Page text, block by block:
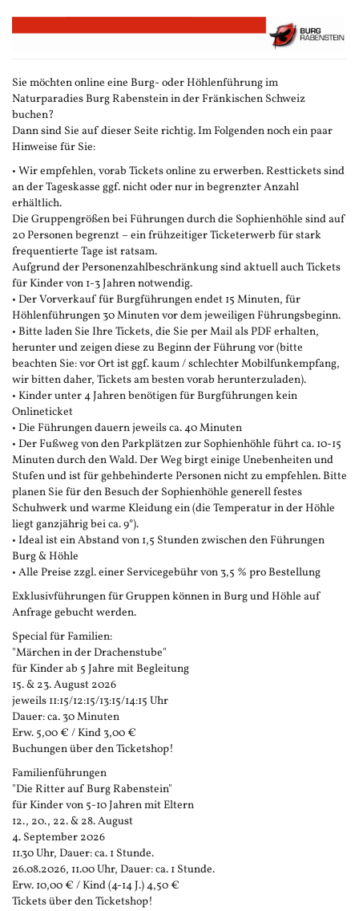
Zum
Haupt-
Sie möchten online eine Burg- oder Höhlenführung im
Naturparadies Burg Rabenstein in der Fränkischen Schweiz
buchen?
Dann sind Sie auf dieser Seite richtig. Im Folgenden noch ein paar
Hinweise für Sie:
• Wir empfehlen, vorab Tickets online zu erwerben. Resttickets sind
an der Tageskasse ggf. nicht oder nur in begrenzter Anzahl
erhältlich.
Die Gruppengrößen bei Führungen durch die Sophienhöhle sind auf
20 Personen begrenzt – ein frühzeitiger Ticketerwerb für stark
frequentierte Tage ist ratsam.
Aufgrund der Personenzahlbeschränkung sind aktuell auch Tickets
für Kinder von 1-3 Jahren notwendig.
• Der Vorverkauf für Burgführungen endet 15 Minuten, für
Höhlenführungen 30 Minuten vor dem jeweiligen Führungsbeginn.
• Bitte laden Sie Ihre Tickets, die Sie per Mail als PDF erhalten,
herunter und zeigen diese zu Beginn der Führung vor (bitte
beachten Sie: vor Ort ist ggf. kaum / schlechter Mobilfunkempfang,
wir bitten daher, Tickets am besten vorab herunterzuladen).
• Kinder unter 4 Jahren benötigen für Burgführungen kein
Onlineticket
• Die Führungen dauern jeweils ca. 40 Minuten
• Der Fußweg von den Parkplätzen zur Sophienhöhle führt ca. 10-15
Minuten durch den Wald. Der Weg birgt einige Unebenheiten und
Stufen und ist für gehbehinderte Personen nicht zu empfehlen. Bitte
planen Sie für den Besuch der Sophienhöhle generell festes
Schuhwerk und warme Kleidung ein (die Temperatur in der Höhle
liegt ganzjährig bei ca. 9°).
• Ideal ist ein Abstand von 1,5 Stunden zwischen den Führungen
Burg & Höhle
• Alle Preise zzgl. einer Servicegebühr von 3,5 % pro Bestellung
Exklusivführungen für Gruppen können in Burg und Höhle auf
Anfrage gebucht werden.
Special für Familien:
"Märchen in der Drachenstube"
für Kinder ab 5 Jahre mit Begleitung
15. & 23. August 2026
jeweils 11:15/12:15/13:15/14:15 Uhr
Dauer: ca. 30 Minuten
Erw. 5,00 € / Kind 3,00 €
Buchungen über den Ticketshop!
Familienführungen
"Die Ritter auf Burg Rabenstein"
für Kinder von 5-10 Jahren mit Eltern
12., 20., 22. & 28. August
4. September 2026
11.30 Uhr, Dauer: ca. 1 Stunde.
26.08.2026, 11.00 Uhr, Dauer: ca. 1 Stunde.
Erw. 10,00 € / Kind (4-14 J.) 4,50 €
Tickets über den Ticketshop!